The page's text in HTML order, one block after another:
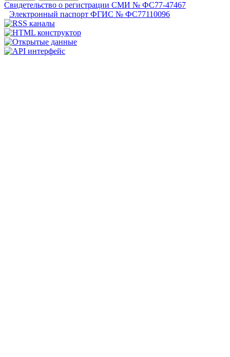
Свидетельство о регистрации СМИ № ФС77-47467
Электронный паспорт ФГИС № ФС77110096